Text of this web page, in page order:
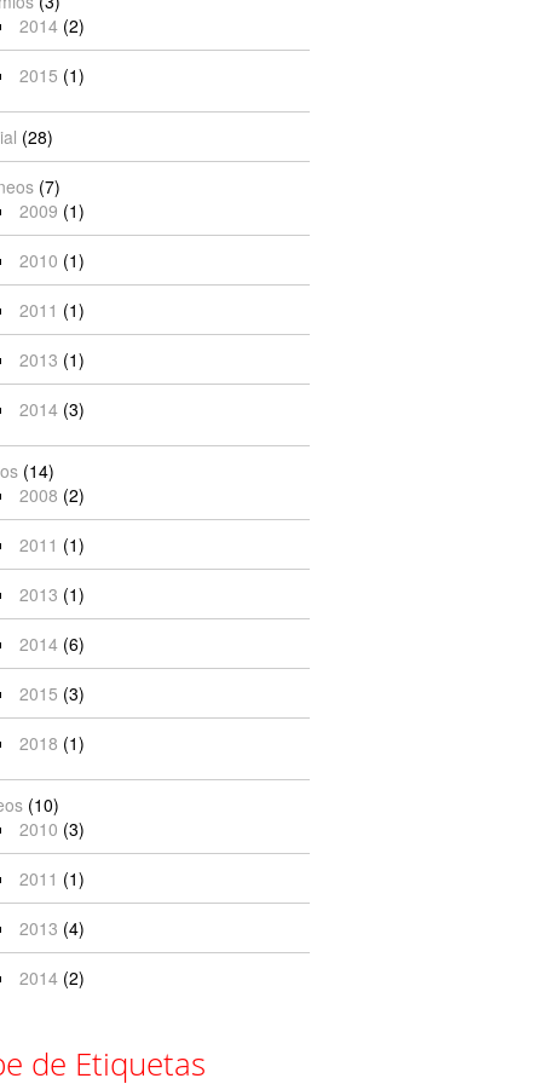
2014 (2)
2015 (1)
(28)
(7)
2009 (1)
2010 (1)
2011 (1)
2013 (1)
2014 (3)
(14)
2008 (2)
2011 (1)
2013 (1)
2014 (6)
2015 (3)
2018 (1)
(10)
2010 (3)
2011 (1)
2013 (4)
2014 (2)
de Etiquetas